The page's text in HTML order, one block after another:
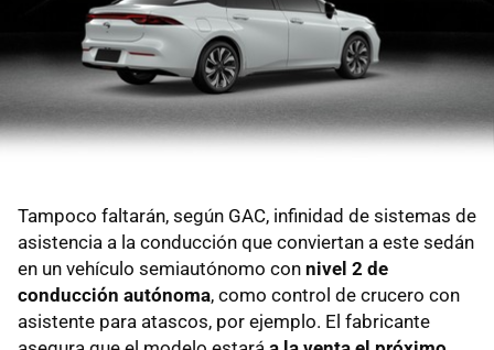
Tampoco faltarán, según GAC, infinidad de sistemas de
asistencia a la conducción que conviertan a este sedán
en un vehículo semiautónomo con nivel 2 de
conducción autónoma, como control de crucero con
asistente para atascos, por ejemplo. El fabricante